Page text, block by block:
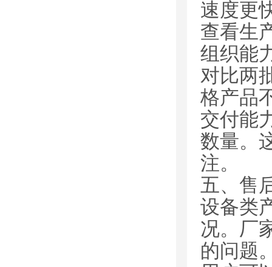
速度更
查看生
组织能
对比两
格产品
交付能
数量。
注。
五、售
设备类
况。厂
的问题